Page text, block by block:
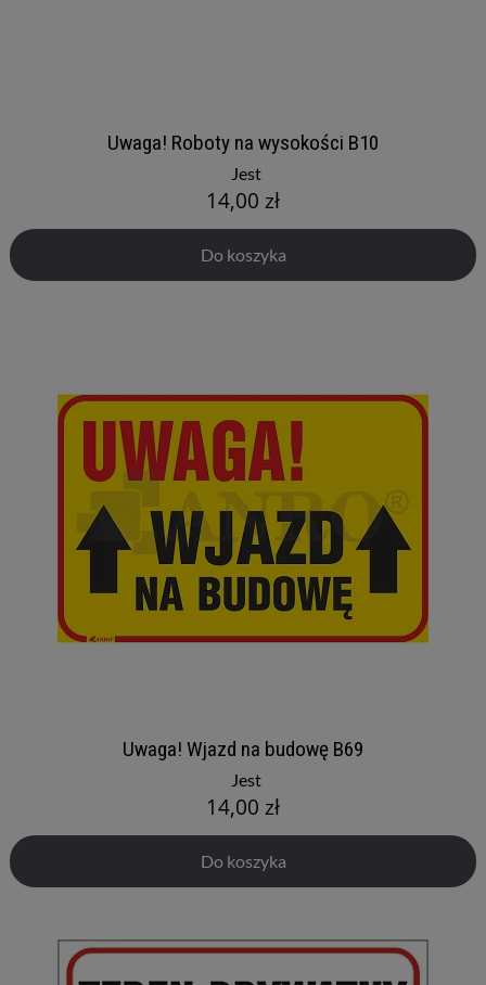
Uwaga! Roboty na wysokości B10
Jest
14,00 zł
Do koszyka
Uwaga! Wjazd na budowę B69
Jest
14,00 zł
Do koszyka